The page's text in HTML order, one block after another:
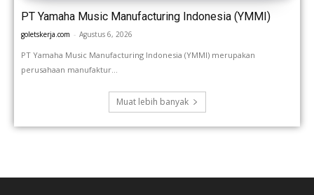
PT Yamaha Music Manufacturing Indonesia (YMMI)
goletskerja.com - Agustus 6, 2026
PT Yamaha Music Manufacturing Indonesia (YMMI) merupakan
perusahaan manufaktur...
Muat lebih banyak